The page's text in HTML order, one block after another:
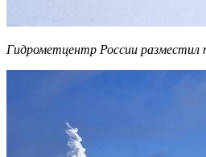
Гидрометцентр России разместил